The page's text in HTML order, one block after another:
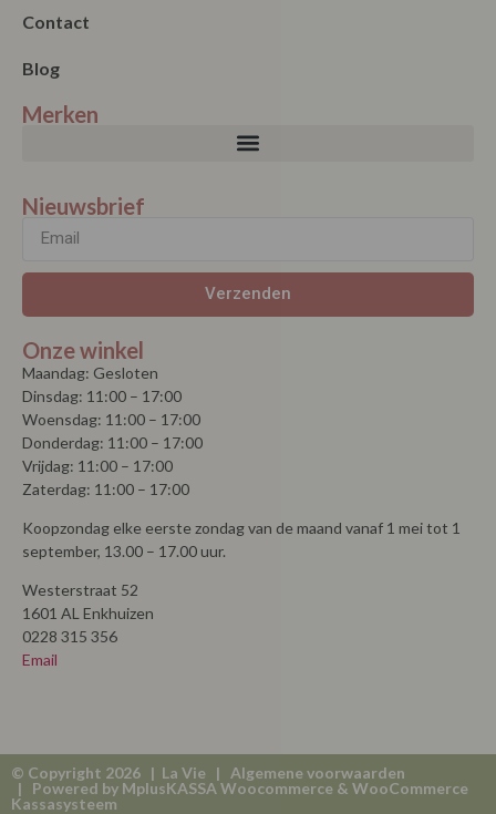
Contact
Blog
Merken
Nieuwsbrief
Verzenden
Onze winkel
Maandag: Gesloten
Dinsdag: 11:00 – 17:00
Woensdag: 11:00 – 17:00
Donderdag: 11:00 – 17:00
Vrijdag: 11:00 – 17:00
Zaterdag: 11:00 – 17:00
Koopzondag elke eerste zondag van de maand vanaf 1 mei tot 1
september, 13.00 – 17.00 uur.
Westerstraat 52
1601 AL Enkhuizen
0228 315 356
Email
© Copyright 2026 | La Vie | Algemene voorwaarden
| Powered by MplusKASSA Woocommerce & WooCommerce
Kassasysteem